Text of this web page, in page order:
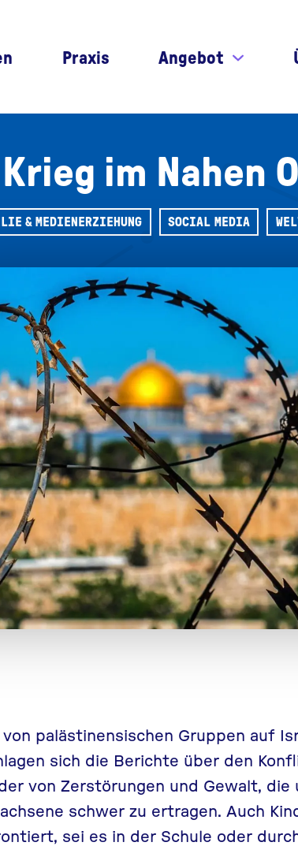
Praxis Angebot
Krieg im Nahen
& MEDIENERZIEHUNG SOCIAL MEDIA
palästinensischen Gruppen auf
sich die Berichte über den
von Zerstörungen und Gewalt, die
schwer zu ertragen. Auch
sei es in der Schule oder